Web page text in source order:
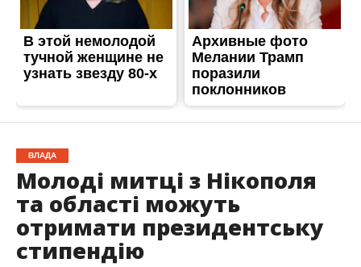
ВЛАДА
Молоді митці з Нікополя
та області можуть
отримати президентську
стипендію